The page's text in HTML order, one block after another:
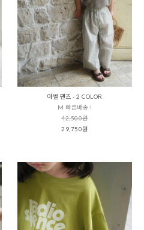
아벨 팬츠 - 2 COLOR
M 빠른배송 !
42,500원
29,750원